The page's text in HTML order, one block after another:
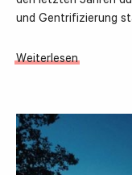
und Gentrifizierung
Weiterlesen